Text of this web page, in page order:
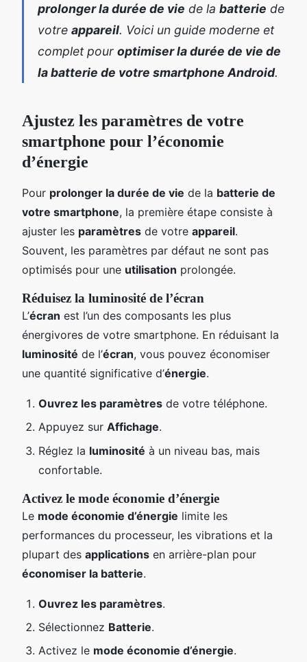
prolonger la durée de vie de la batterie de
votre appareil. Voici un guide moderne et
complet pour optimiser la durée de vie de
la batterie de votre smartphone Android.
Ajustez les paramètres de votre
smartphone pour l’économie
d’énergie
Pour prolonger la durée de vie de la batterie de
votre smartphone, la première étape consiste à
ajuster les paramètres de votre appareil.
Souvent, les paramètres par défaut ne sont pas
optimisés pour une utilisation prolongée.
Réduisez la luminosité de l’écran
L’écran est l’un des composants les plus
énergivores de votre smartphone. En réduisant la
luminosité de l’écran, vous pouvez économiser
une quantité significative d’énergie.
Ouvrez les paramètres de votre téléphone.
Appuyez sur Affichage.
Réglez la luminosité à un niveau bas, mais
confortable.
Activez le mode économie d’énergie
Le mode économie d’énergie limite les
performances du processeur, les vibrations et la
plupart des applications en arrière-plan pour
économiser la batterie.
Ouvrez les paramètres.
Sélectionnez Batterie.
Activez le mode économie d’énergie.